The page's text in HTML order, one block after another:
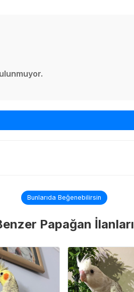
Bunlarıda Beğenebilirsin
Papağan İlanları